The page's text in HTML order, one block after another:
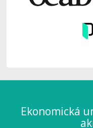
Ekonomická